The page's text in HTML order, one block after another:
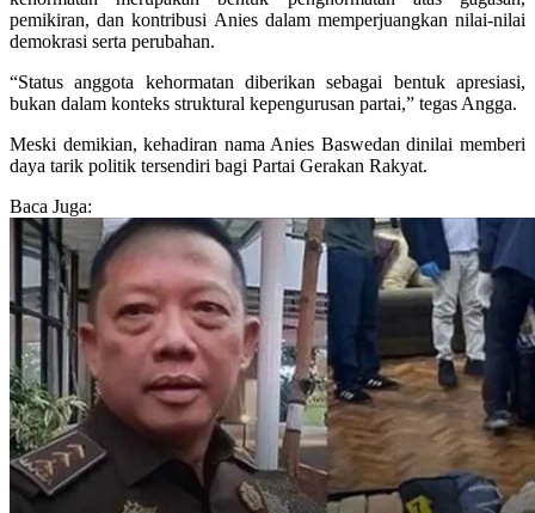
pemikiran, dan kontribusi Anies dalam memperjuangkan nilai-nilai
demokrasi serta perubahan.
“Status anggota kehormatan diberikan sebagai bentuk apresiasi,
bukan dalam konteks struktural kepengurusan partai,” tegas Angga.
Meski demikian, kehadiran nama Anies Baswedan dinilai memberi
daya tarik politik tersendiri bagi Partai Gerakan Rakyat.
Baca Juga: